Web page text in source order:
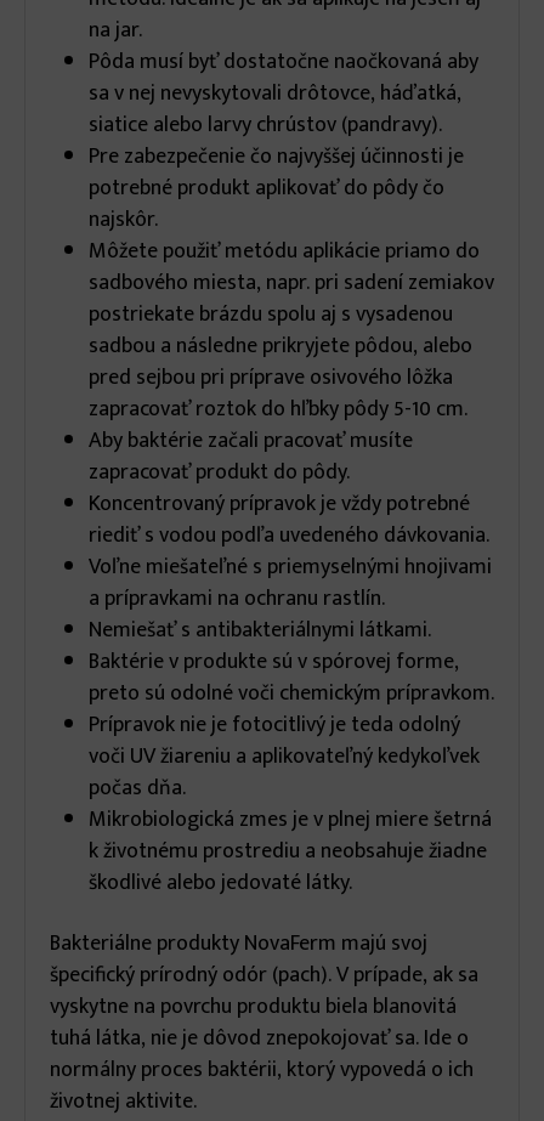
na jar.
Pôda musí byť dostatočne naočkovaná aby
sa v nej nevyskytovali drôtovce, háďatká,
siatice alebo larvy chrústov (pandravy).
Pre zabezpečenie čo najvyššej účinnosti je
potrebné produkt aplikovať do pôdy čo
najskôr.
Môžete použiť metódu aplikácie priamo do
sadbového miesta, napr. pri sadení zemiakov
postriekate brázdu spolu aj s vysadenou
sadbou a následne prikryjete pôdou, alebo
pred sejbou pri príprave osivového lôžka
zapracovať roztok do hľbky pôdy 5-10 cm.
Aby baktérie začali pracovať musíte
zapracovať produkt do pôdy.
Koncentrovaný prípravok je vždy potrebné
riediť s vodou podľa uvedeného dávkovania.
Voľne miešateľné s priemyselnými hnojivami
a prípravkami na ochranu rastlín.
Nemiešať s antibakteriálnymi látkami.
Baktérie v produkte sú v spórovej forme,
preto sú odolné voči chemickým prípravkom.
Prípravok nie je fotocitlivý je teda odolný
voči UV žiareniu a aplikovateľný kedykoľvek
počas dňa.
Mikrobiologická zmes je v plnej miere šetrná
k životnému prostrediu a neobsahuje žiadne
škodlivé alebo jedovaté látky.
Bakteriálne produkty NovaFerm majú svoj
špecifický prírodný odór (pach). V prípade, ak sa
vyskytne na povrchu produktu biela blanovitá
tuhá látka, nie je dôvod znepokojovať sa. Ide o
normálny proces baktérii, ktorý vypovedá o ich
životnej aktivite.